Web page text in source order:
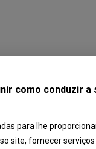
como conduzir a
para lhe
site, fornecer